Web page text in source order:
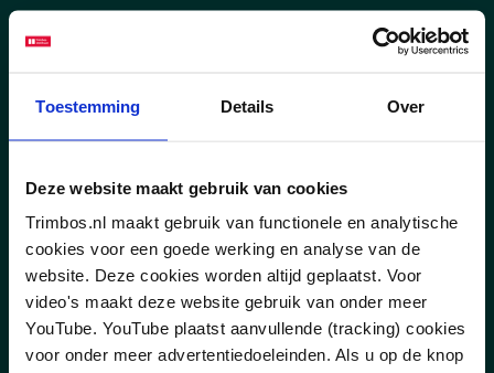
Toestemming Details Over
Deze website maakt gebruik van cookies
Trimbos.nl maakt gebruik van functionele en analytische
cookies voor een goede werking en analyse van de
website. Deze cookies worden altijd geplaatst. Voor
video's maakt deze website gebruik van onder meer
YouTube. YouTube plaatst aanvullende (tracking) cookies
voor onder meer advertentiedoeleinden. Als u op de knop
daarop af kunt stemmen. Je kunt ook in de
implementatiemonitor opzoeken welke scholen in
"Ik ben me ervan bewust dat er veel van
scholen gevraagd wordt. Toch levert het
inzetten van Helder op School op lange
termijn veel op, zeker met een integrale
aanpak. Leerlingen zitten beter in hun vel,
presteren beter op school en zijn mentaal
weerbaarder." - Preventiedeskundige